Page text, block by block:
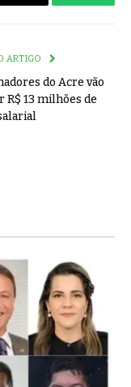
Copy
ARTIGO
do Acre vão
R$ 13 milhões de